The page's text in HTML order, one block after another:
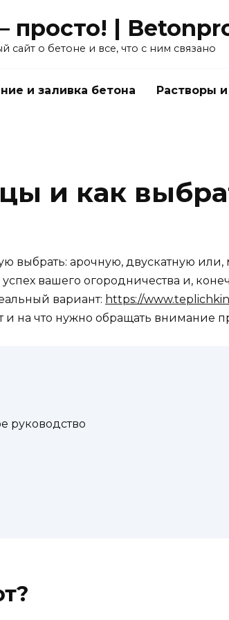
просто! |
о бетоне и все, что с ним связано
и заливка бетона Растворы
и как
выбрать: арочную, двускатную
вашего огородничества и,
вариант: https://
и на что нужно обращать внимание
руководство